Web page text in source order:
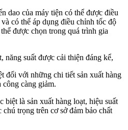
dao của máy tiện có thể được điều
có thể áp dụng điều chỉnh tốc độ
được chọn trong quá trình gia
năng suất được cải thiện đáng kể,
đối với những chi tiết sản xuất hàng
càng giảm.
là sản xuất hàng loạt, hiệu suất
trọng trên cơ sở đảm bảo chất